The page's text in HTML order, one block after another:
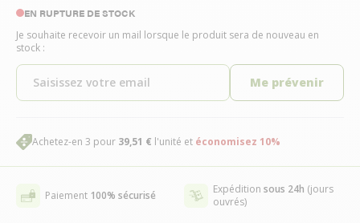
EN RUPTURE DE STOCK
Je souhaite recevoir un mail lorsque le produit sera de nouveau en
stock :
Me prévenir
Achetez-en 3 pour 39,51 € l'unité et économisez 10%
Paiement 100% sécurisé Expédition sous 24h (jours
ouvrés)